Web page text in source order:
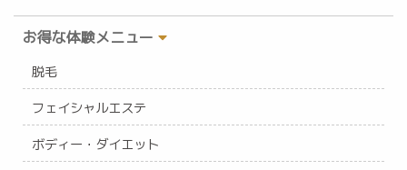
お得な体験メニュー
脱毛
フェイシャルエステ
ボディー・ダイエット